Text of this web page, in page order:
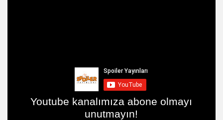
Youtube kanalımıza abone olmayı
unutmayın!